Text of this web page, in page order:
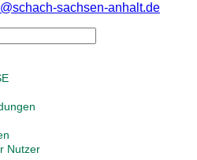
sachsen-anhalt.de
Nutzer